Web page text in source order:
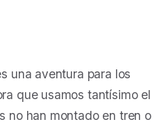
una aventura para los
que usamos tantísimo el
no han montado en tren o